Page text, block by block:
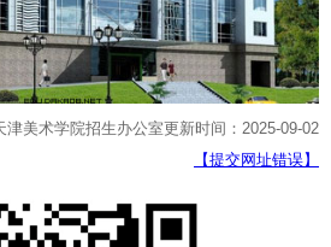
津美术学院招生办公室更新时间：2025-09-02
【提交网址错误】